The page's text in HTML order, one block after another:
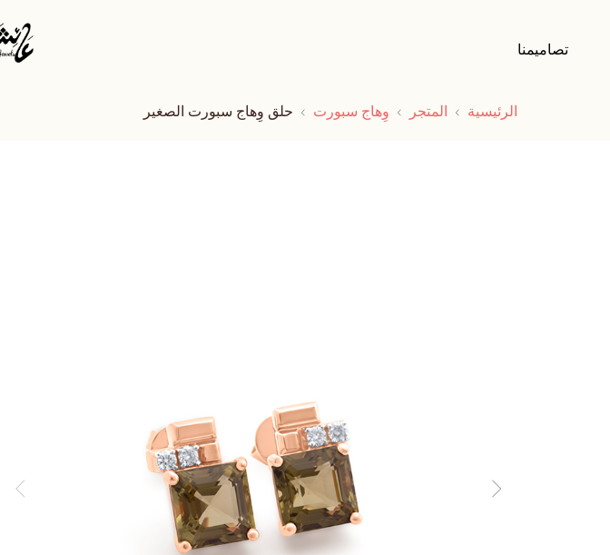
تصاميمنا
الرئيسية المتجر وِهاج سبورت حلق وِهاج سبورت الصغير